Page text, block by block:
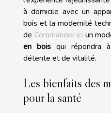
à domicile avec un
bois et la modernité
de Commander ici un
en bois qui répondra
détente et de vitalité.
Les bienfaits des
pour la santé